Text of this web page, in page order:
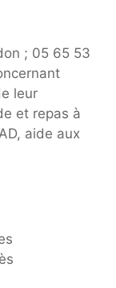
; 05 65 53
leur
et repas à
aide aux